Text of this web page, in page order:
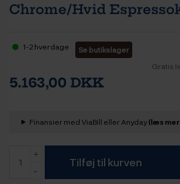
Chrome/Hvid
1-2 hverdage
Se butikslager
Gratis
5.163,00 DKK
Finansier med ViaBill eller Anyday(læs
Tilføj til kurven